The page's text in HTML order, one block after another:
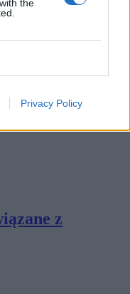
the
Privacy Policy
autorem tych
z